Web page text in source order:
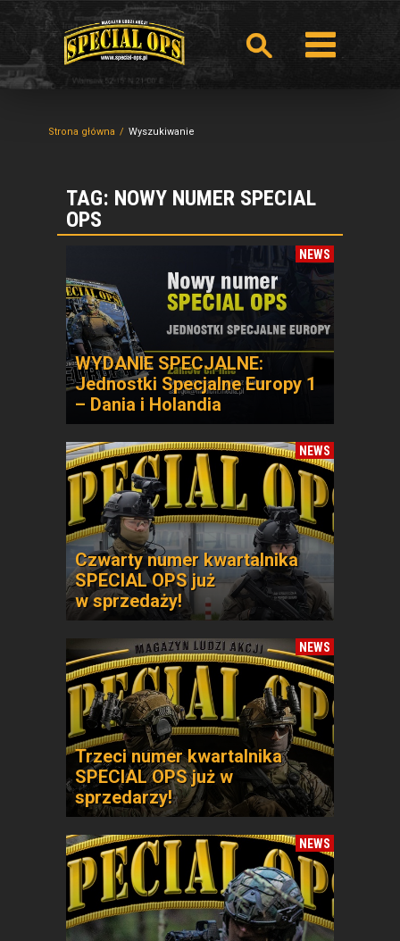
Strona główna Wyszukiwanie
TAG: NOWY NUMER SPECIAL
OPS
NEWS
WYDANIE SPECJALNE:
Jednostki Specjalne Europy 1
– Dania i Holandia
NEWS
Czwarty numer kwartalnika
SPECIAL OPS już
w sprzedaży!
NEWS
Trzeci numer kwartalnika
SPECIAL OPS już w
sprzedarzy!
NEWS